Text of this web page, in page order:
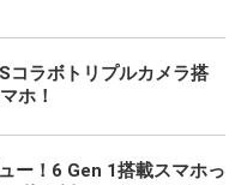
コラボトリプルカメラ搭
ホ！
ー！6 Gen 1搭載スマホっ